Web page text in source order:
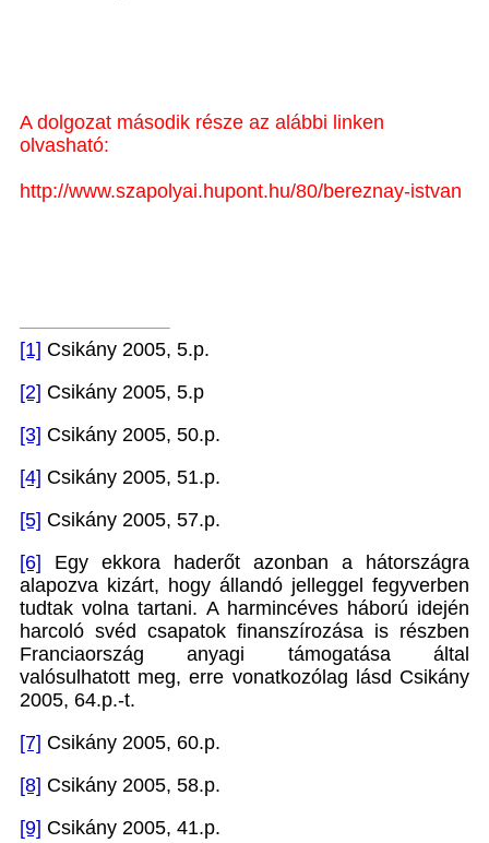
A dolgozat második része az alábbi linken
olvasható:
http://www.szapolyai.hupont.hu/80/bereznay-istvan
[1] Csikány 2005, 5.p.
[2] Csikány 2005, 5.p
[3] Csikány 2005, 50.p.
[4] Csikány 2005, 51.p.
[5] Csikány 2005, 57.p.
[6] Egy ekkora haderőt azonban a hátországra
alapozva kizárt, hogy állandó jelleggel fegyverben
tudtak volna tartani. A harmincéves háború idején
harcoló svéd csapatok finanszírozása is részben
Franciaország anyagi támogatása által
valósulhatott meg, erre vonatkozólag lásd Csikány
2005, 64.p.-t.
[7] Csikány 2005, 60.p.
[8] Csikány 2005, 58.p.
[9] Csikány 2005, 41.p.